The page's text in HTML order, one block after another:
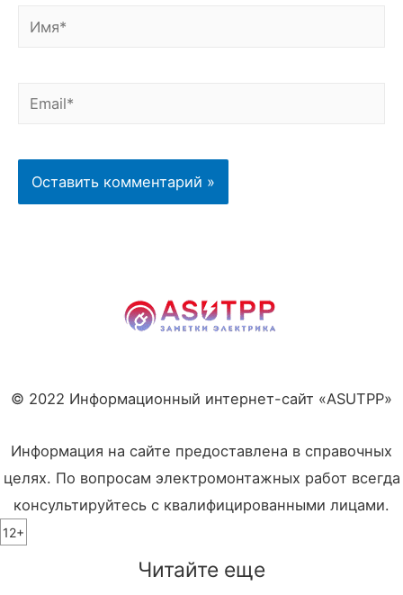
Имя*
Email*
© 2022 Информационный интернет-сайт «ASUTPP»
Информация на сайте предоставлена в справочных
целях. По вопросам электромонтажных работ всегда
консультируйтесь с квалифицированными лицами.
12+
Читайте еще